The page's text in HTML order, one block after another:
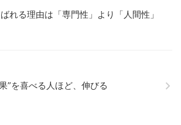
れる理由は「専門性」より「人間性」
”を喜べる人ほど、伸びる